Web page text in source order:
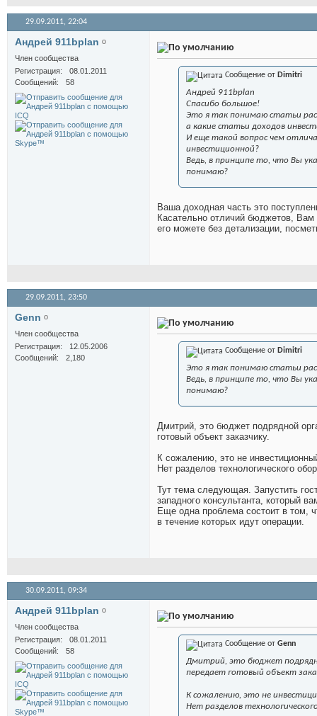
29.09.2011, 22:04
Андрей 911bplan
Член сообщества
Регистрация
08.01.2011
Сообщений
58
Сообщение от Dimitri
Андрей 911bplan
Спасибо большое!
Это я так понимаю статьи
а какие статьи доходов
И еще такой вопрос чем
инвестиционной?
Ведь, в принципе то, что Вы
понимаю?
Ваша доходная часть это
Касательно отличий бюджетов,
его можете без детализации,
29.09.2011, 23:50
Genn
Член сообщества
Регистрация
12.05.2006
Сообщений
2,180
Сообщение от Dimitri
Это я так понимаю статьи
Ведь, в принципе то, что Вы
понимаю?
Дмитрий, это бюджет подрядной
готовый объект заказчику.
К сожалению, это не
Нет разделов технологического
Тут тема следующая. Запустить
западного консультанта, который
Еще одна проблема состоит в том,
в течение которых идут операции.
30.09.2011, 09:34
Андрей 911bplan
Член сообщества
Регистрация
08.01.2011
Сообщений
58
Сообщение от Genn
Дмитрий, это бюджет
передает готовый объект
К сожалению, это не
Нет разделов